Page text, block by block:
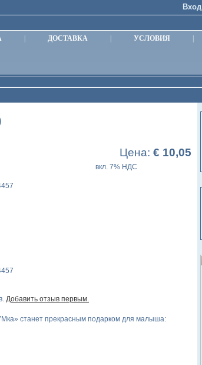
Вход
ДОСТАВКА УСЛОВИЯ
Цена: € 10,05
вкл. 7% НДС
Добавить отзыв первым.
станет прекрасным подарком для малыша: